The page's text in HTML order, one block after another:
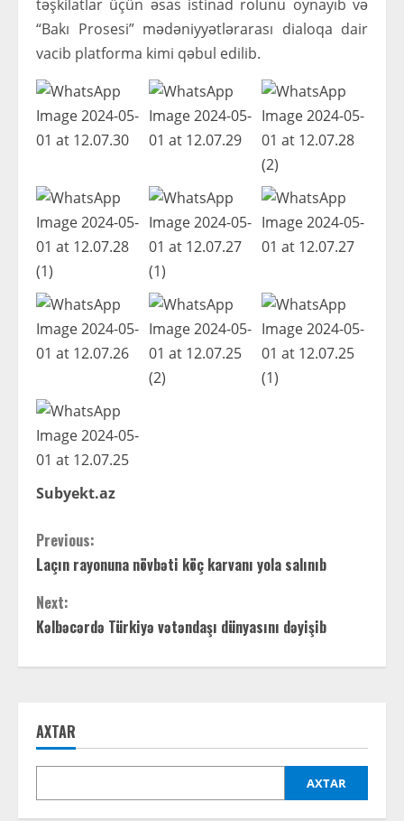
təşkilatlar üçün əsas istinad rolunu oynayıb və
“Bakı Prosesi” mədəniyyətlərarası dialoqa dair
vacib platforma kimi qəbul edilib.
Subyekt.az
C
o
n
t
n
u
e
Previous:
Laçın rayonuna növbəti köç karvanı yola salınıb
Next:
Kəlbəcərdə Türkiyə vətəndaşı dünyasını dəyişib
AXTAR
AXTAR